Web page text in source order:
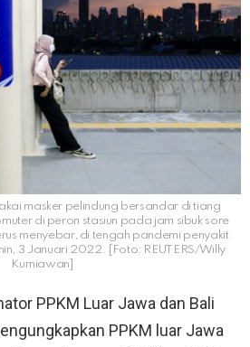
masker pelindung bersandar di tiang
di peron stasiun pada jam sibuk sore
menyebar, di tengah pandemi penyakit
3 Januari 2022. [Foto: REUTERS/Willy
Kurniawan]
PPKM Luar Jawa dan Bali
PPKM luar Jawa